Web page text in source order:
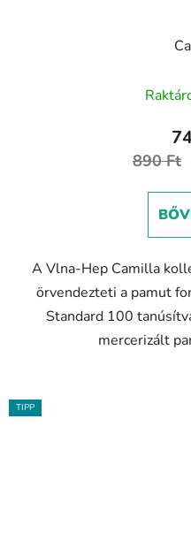
890 Ft
A Vlna-Hep Camilla
örvendezteti a pamut
Standard 100
mercerizált
TIPP